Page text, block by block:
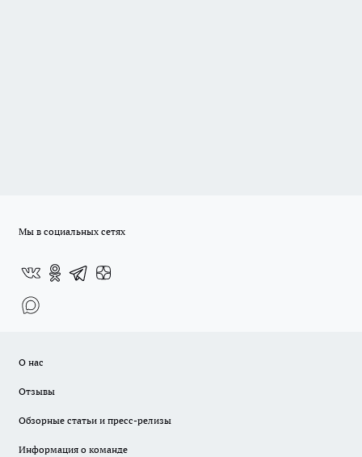
Мы в социальных сетях
О нас
Отзывы
Обзорные статьи и пресс-релизы
Информация о команде